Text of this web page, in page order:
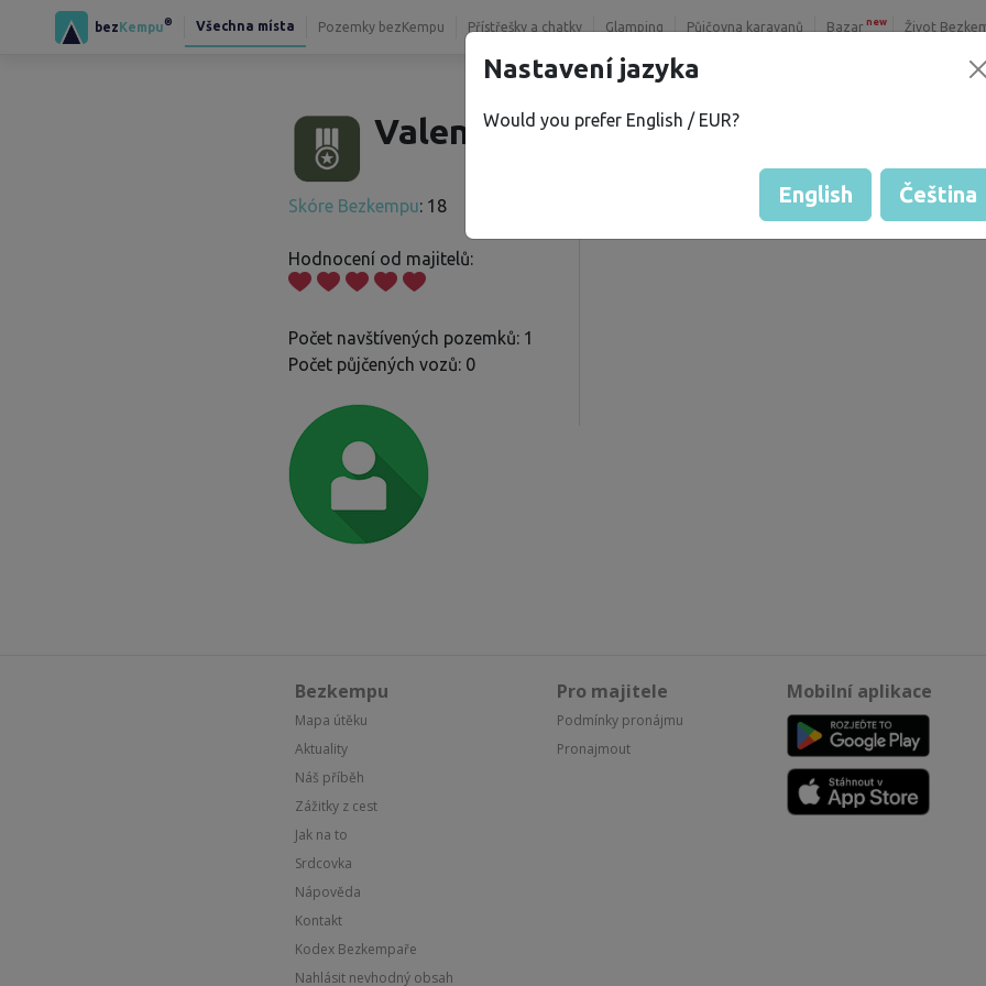
bezKempu® Všechna místa Pozemky bezKempu Přístřešky a chatky Glamping Půjčovna karavanů Bazar new Život
Valentin V.
Skóre Bezkempu: 18
Hodnocení od majitelů:
Počet navštívených pozemků: 1
Počet půjčených vozů: 0
Hodnocení pozemků
Bezkempu
Mapa útěku
Aktuality
Náš příběh
Zážitky z cest
Jak na to
Srdcovka
Nápověda
Kontakt
Kodex Bezkempaře
Nahlásit nevhodný obsah
Pro majitele
Podmínky pronájmu
Pronajmout
Mobilní aplikace
Nastavení jazyka
Would you prefer English / EUR?
English Čeština